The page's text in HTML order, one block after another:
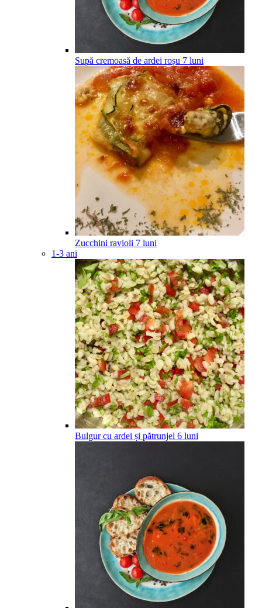
Supă cremoasă de ardei roșu 7 luni
Zucchini ravioli 7 luni
1-3 ani
Bulgur cu ardei și pătrunjel 6 luni